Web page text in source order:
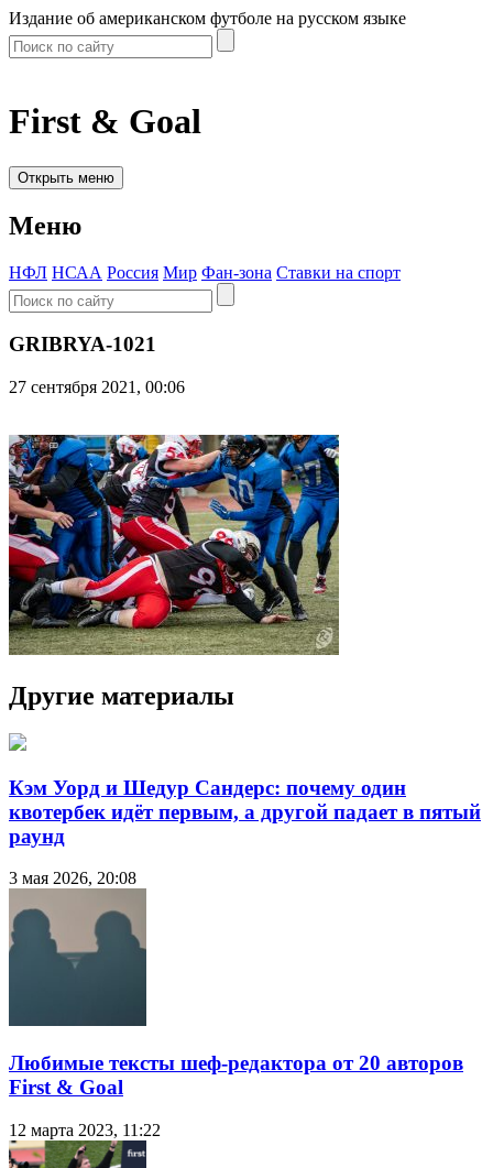
Издание об американском футболе на русском языке
First & Goal
Открыть меню
Меню
НФЛ НСАА Россия Мир Фан-зона Ставки на спорт
GRIBRYA-1021
27 сентября 2021, 00:06
Другие материалы
Кэм Уорд и Шедур Сандерс: почему один
квотербек идёт первым, а другой падает в пятый
раунд
3 мая 2026, 20:08
Любимые тексты шеф-редактора от 20 авторов
First & Goal
12 марта 2023, 11:22